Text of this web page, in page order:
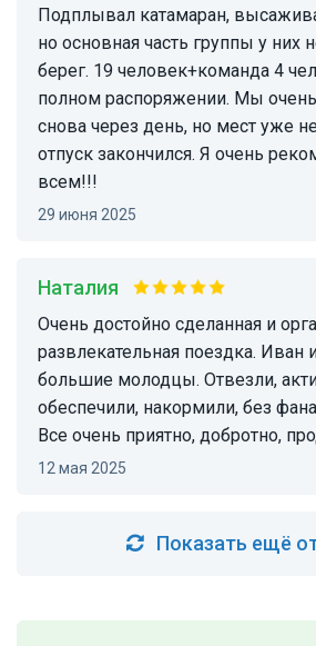
Подплывал катамаран,
но основная часть группы у них
берег. 19 человек+команда 4
полном распоряжении. Мы очень
снова через день, но мест уже
отпуск закончился. Я очень
всем!!!
29 июня 2025
Наталия
Очень достойно сделанная и организованная
развлекательная поездка. Иван
большие молодцы. Отвезли,
обеспечили, накормили, без
Все очень приятно, добротно,
12 мая 2025
Показать ещё